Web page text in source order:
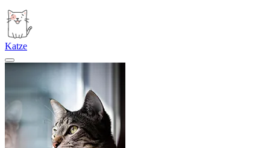
Katze